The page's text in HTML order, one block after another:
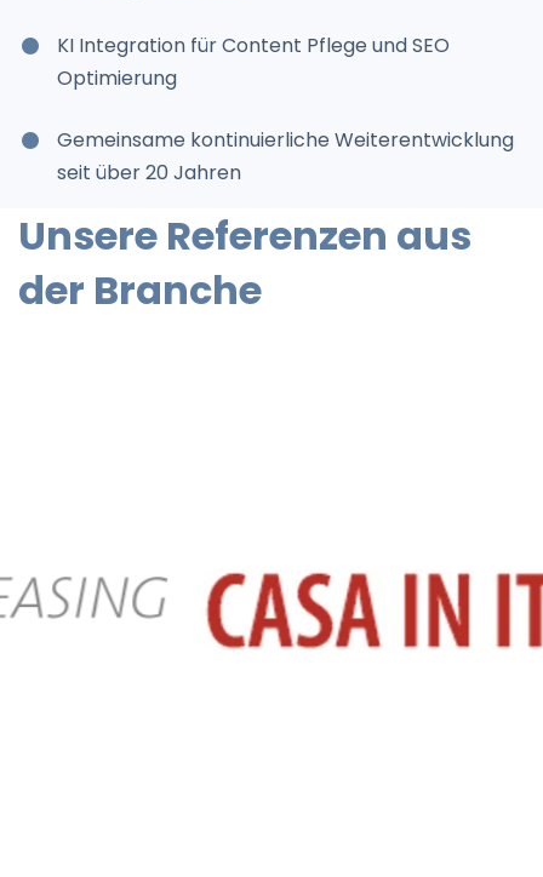
KI Integration für Content Pflege und SEO
Optimierung
Gemeinsame kontinuierliche Weiterentwicklung
seit über 20 Jahren
Unsere Referenzen aus
der Branche